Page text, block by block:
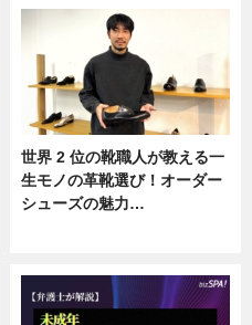
世界 2 位の靴職人が教える一
生モノの革靴選び！オーダー
シューズの魅力…